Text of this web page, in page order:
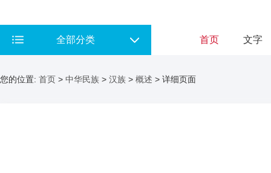
全部分类 首页 文字
您的位置: 首页 > 中华民族 > 汉族 > 概述 > 详细页面